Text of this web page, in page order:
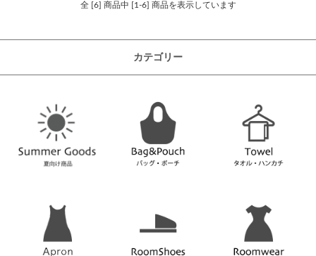
全 [6] 商品中 [1-6] 商品を表示しています
カテゴリー